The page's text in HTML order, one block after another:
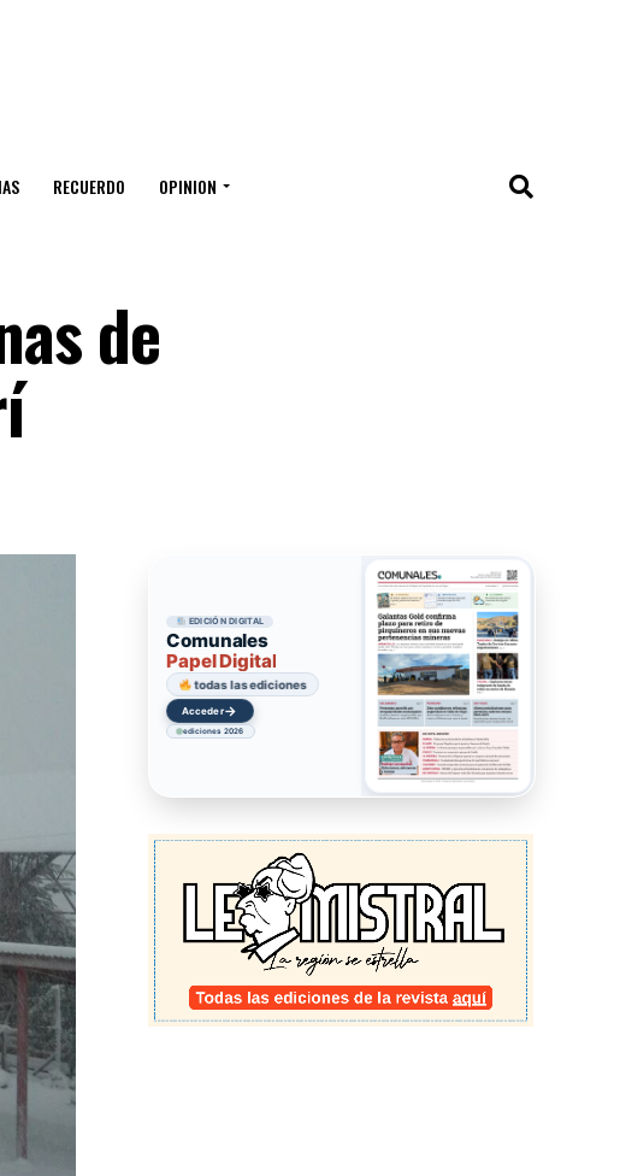
RECUERDO OPINION
de
EDICIÓN DIGITAL
Comunales
Papel Digital
todas las ediciones
Acceder→
ediciones 2026